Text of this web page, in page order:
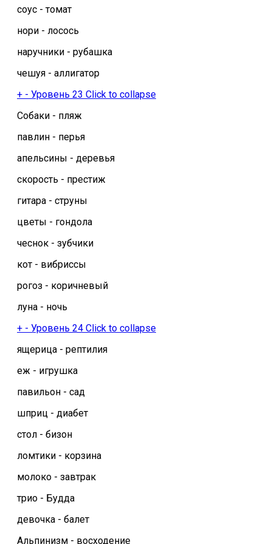
соус - томат
нори - лосось
наручники - рубашка
чешуя - аллигатор
+ - Уровень 23 Click to collapse
Собаки - пляж
павлин - перья
апельсины - деревья
скорость - престиж
гитара - струны
цветы - гондола
чеснок - зубчики
кот - вибриссы
рогоз - коричневый
луна - ночь
+ - Уровень 24 Click to collapse
ящерица - рептилия
еж - игрушка
павильон - сад
шприц - диабет
стол - бизон
ломтики - корзина
молоко - завтрак
трио - Будда
девочка - балет
Альпинизм - восходение